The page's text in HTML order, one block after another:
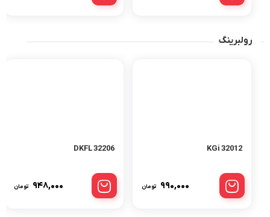
رولبرینگ
32012 KGi
۹۹۰,۰۰۰ تومان
32206 DKFL
۹۴۸,۰۰۰ تومان